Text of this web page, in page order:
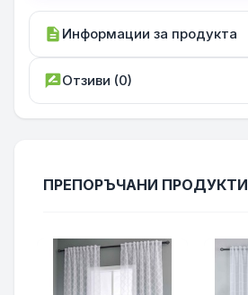
description Информации за продукта
rate_reviewОтзиви (0)
ПРЕПОРЪЧАНИ ПРОДУКТИ